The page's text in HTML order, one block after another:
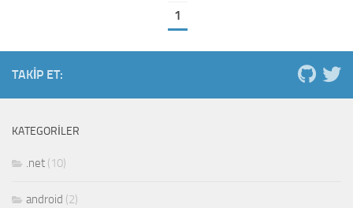
1
TAKIP ET:
KATEGORILER
.net (10)
android (2)